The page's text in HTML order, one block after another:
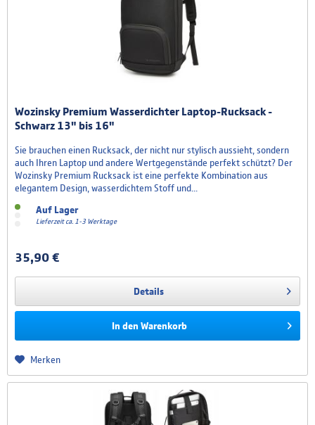
Wozinsky Premium Wasserdichter Laptop-Rucksack -
Schwarz 13" bis 16"
Sie brauchen einen Rucksack, der nicht nur stylisch aussieht, sondern
auch Ihren Laptop und andere Wertgegenstände perfekt schützt? Der
Wozinsky Premium Rucksack ist eine perfekte Kombination aus
elegantem Design, wasserdichtem Stoff und...
Auf Lager
Lieferzeit ca. 1-3 Werktage
35,90 €
Details
In den Warenkorb
Merken